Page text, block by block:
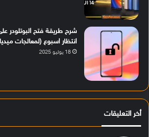
شرح طريقة فتح البوتلودر
انتظار اسبوع (لمعالجات
18 يوليو 2025
أخر التعليقات